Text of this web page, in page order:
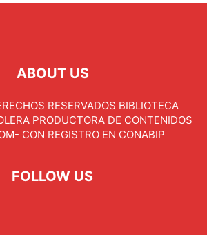
ABOUT US
RESERVADOS BIBLIOTECA
PRODUCTORA DE CONTENIDOS
CON REGISTRO EN CONABIP
FOLLOW US